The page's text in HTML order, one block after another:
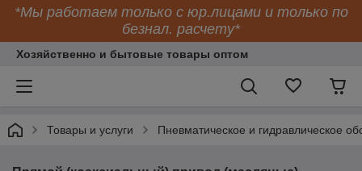
*Мы работаем только с юр.лицами и только по
безнал. расчету*
Хозяйственно и бытовые товары оптом
Товары и услуги Пневматическое и гидравлическое